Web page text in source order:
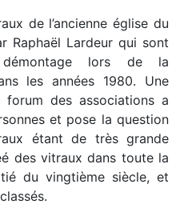
de l’ancienne église du
Raphaël Lardeur qui sont
lors de la
les années 1980. Une
des associations a
et pose la question
étant de très grande
des vitraux dans toute la
du vingtième siècle, et